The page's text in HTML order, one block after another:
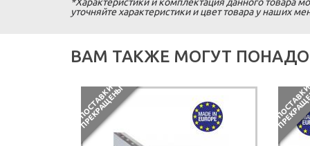
уточняйте характеристики и цвет товара у наших
ВАМ ТАКЖЕ МОГУТ
П
О
С
Т
А
В
К
И
П
Р
Е
К
Р
А
Щ
Е
Н
Ы